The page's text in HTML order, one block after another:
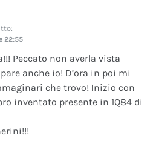
22:55
Peccato non averla vista
anche io! D’ora in poi mi
che trovo! Inizio con
inventato presente in 1Q84 di